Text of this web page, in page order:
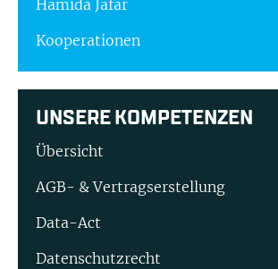
Hamida Jafar
Kooperationen
UNSERE KOMPETENZEN
Übersicht
AGB- & Vertragserstellung
Data-Act
Datenschutzrecht